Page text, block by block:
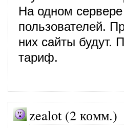
На одном
пользователей.
них сайты будут.
тариф.
zealot (2 комм.)